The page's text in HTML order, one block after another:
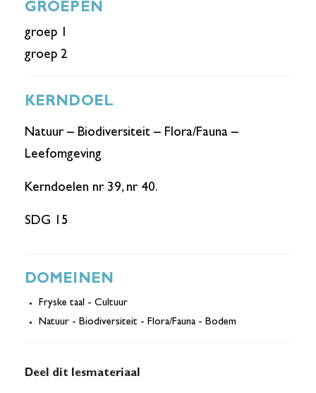
GROEPEN
groep 1
groep 2
KERNDOEL
Natuur – Biodiversiteit – Flora/Fauna –
Leefomgeving
Kerndoelen nr 39, nr 40.
SDG 15
DOMEINEN
Fryske taal - Cultuur
Natuur - Biodiversiteit - Flora/Fauna - Bodem
Deel dit lesmateriaal